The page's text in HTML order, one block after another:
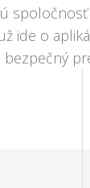
ide o
bezpečný